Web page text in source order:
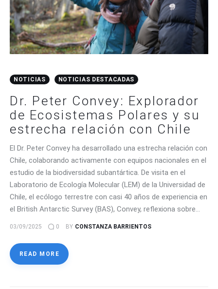
NOTICIAS NOTICIAS DESTACADAS
Dr. Peter Convey: Explorador
de Ecosistemas Polares y su
estrecha relación con Chile
El Dr. Peter Convey ha desarrollado una estrecha relación con
Chile, colaborando activamente con equipos nacionales en el
estudio de la biodiversidad subantártica. De visita en el
Laboratorio de Ecología Molecular (LEM) de la Universidad de
Chile, el ecólogo terrestre con casi 40 años de experiencia en
el British Antarctic Survey (BAS), Convey, reflexiona sobre…
03/09/2025 0 BY CONSTANZA BARRIENTOS
READ MORE